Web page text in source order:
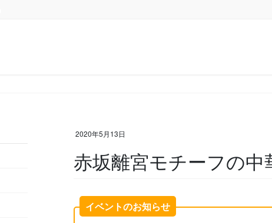
2020年5月13日
赤坂離宮モチーフの
イベントのお知らせ